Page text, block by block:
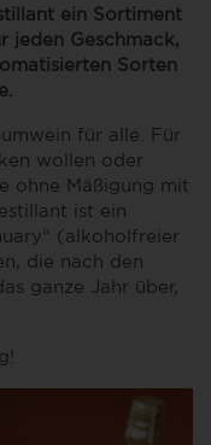
ein Sortiment
jeden Geschmack,
Sorten
für alle. Für
wollen oder
ohne Mäßigung mit
ist ein
(alkoholfreier
die nach den
ganze Jahr über,